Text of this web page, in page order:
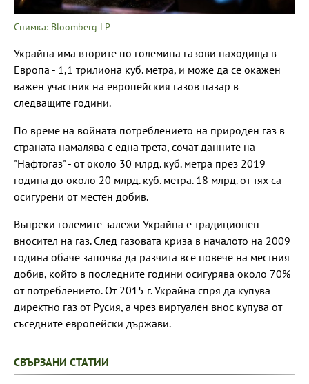
Снимка: Bloomberg LP
Украйна има вторите по големина газови находища в
Европа - 1,1 трилиона куб. метра, и може да се окажен
важен участник на европейския газов пазар в
следващите години.
По време на войната потреблението на природен газ в
страната намалява с една трета, сочат данните на
"Нафтогаз" - от около 30 млрд. куб. метра през 2019
година до около 20 млрд. куб. метра. 18 млрд. от тях са
осигурени от местен добив.
Въпреки големите залежи Украйна е традиционен
вносител на газ. След газовата криза в началото на 2009
година обаче започва да разчита все повече на местния
добив, който в последните години осигурява около 70%
от потреблението. От 2015 г. Украйна спря да купува
директно газ от Русия, а чрез виртуален внос купува от
съседните европейски държави.
СВЪРЗАНИ СТАТИИ